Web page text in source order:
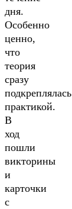
дня.
Особенно
ценно,
что
теория
сразу
подкреплялась
практикой.
В
ход
пошли
викторины
и
карточки
с